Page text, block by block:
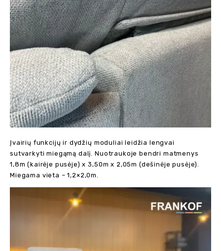
Įvairių funkcijų ir dydžių moduliai leidžia lengvai
sutvarkyti miegąmą dalį. Nuotraukoje bendri matmenys
1,8m (kairėje pusėje) x 3,50m x 2,05m (dešinėje pusėje).
Miegama vieta – 1,2×2,0m.